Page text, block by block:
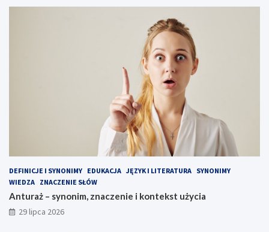
DEFINICJE I SYNONIMY EDUKACJA JĘZYK I LITERATURA SYNONIMY
WIEDZA ZNACZENIE SŁÓW
Anturaż – synonim, znaczenie i kontekst użycia
29 lipca 2026